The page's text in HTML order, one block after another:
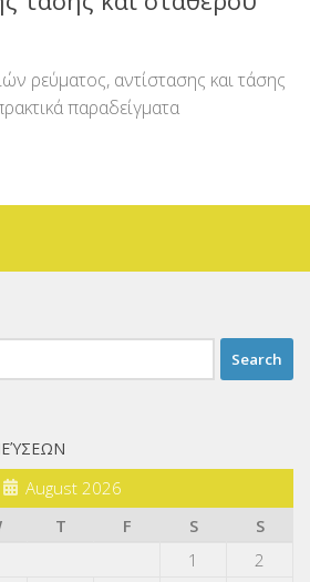
ρεύματος, αντίστασης και τάσης
παραδείγματα
August 2026
T F S
S
1
2